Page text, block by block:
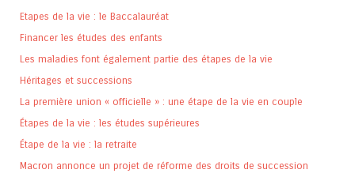
Etapes de la vie : le Baccalauréat
Financer les études des enfants
Les maladies font également partie des étapes de la vie
Héritages et successions
La première union « officielle » : une étape de la vie en couple
Étapes de la vie : les études supérieures
Étape de la vie : la retraite
Macron annonce un projet de réforme des droits de succession